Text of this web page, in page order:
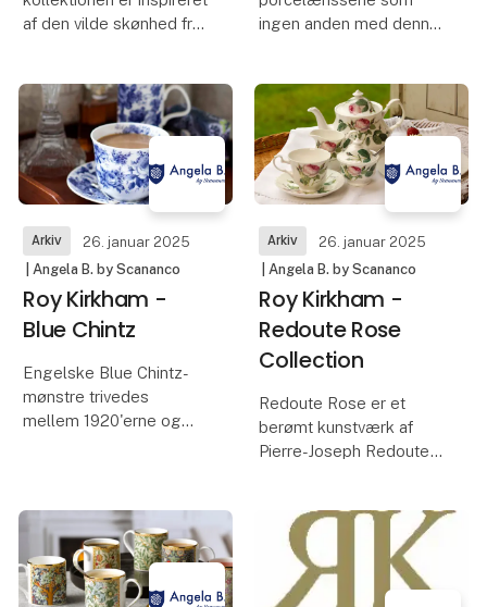
af den vilde skønhed fra
røde og dæmpede
grønne nuancer af de
indviklede botaniske
illustrationer når hen o
ingen anden med denne
kollektion er en finurlig
og komisk række af seje
tegneseriekatte og
hunde-blyanter, tegnet
af kunstneren
Arkiv
26. januar 2025
| Angela B. by Scananco
Roy Kirkham -
Blue Chintz
Engelske Blue Chintz-
mønstre trivedes
mellem 1920'erne og
den traditionelle
porcelænsklassiker.
Arkiv
26. januar 2025
| Angela B. by Scananco
Roy Kirkham -
Redoute Rose
Collection
Redoute Rose er et
berømt kunstværk af
Pierre-Joseph Redoute
inspireret vores
kollektion her. Han var en
belgisk maler og
botaniker, berømt for